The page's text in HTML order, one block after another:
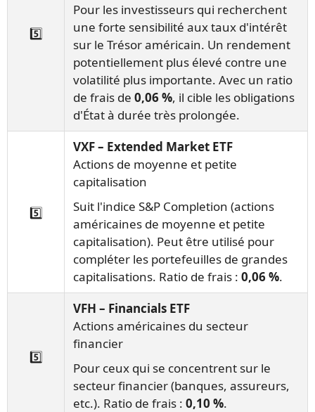
5️⃣
Pour les investisseurs qui recherchent
une forte sensibilité aux taux d'intérêt
sur le Trésor américain. Un rendement
potentiellement plus élevé contre une
volatilité plus importante. Avec un ratio
de frais de 0,06 %, il cible les obligations
d'État à durée très prolongée.
5️⃣
VXF – Extended Market ETF
Actions de moyenne et petite
capitalisation
Suit l'indice S&P Completion (actions
américaines de moyenne et petite
capitalisation). Peut être utilisé pour
compléter les portefeuilles de grandes
capitalisations. Ratio de frais : 0,06 %.
5️⃣
VFH – Financials ETF
Actions américaines du secteur
financier
Pour ceux qui se concentrent sur le
secteur financier (banques, assureurs,
etc.). Ratio de frais : 0,10 %.